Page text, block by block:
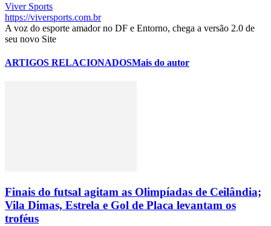
Viver Sports
https://viversports.com.br
A voz do esporte amador no DF e Entorno, chega a versão 2.0 de
seu novo Site
ARTIGOS RELACIONADOSMais do autor
Finais do futsal agitam as Olimpíadas de Ceilândia;
Vila Dimas, Estrela e Gol de Placa levantam os
troféus